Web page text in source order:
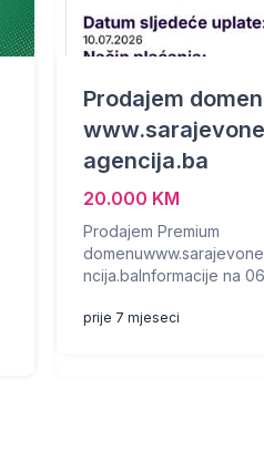
Prodajem
agencija.ba
20.000 KM
Prodajem Premium
ncija.baInformacije na
prije 7 mjeseci